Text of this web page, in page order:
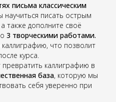
письма классическим
научиться писать острым
также дополните своё
3 творческими работами.
что позволит
курса.
каллиграфию в
база, которую мы
себя уверенно при